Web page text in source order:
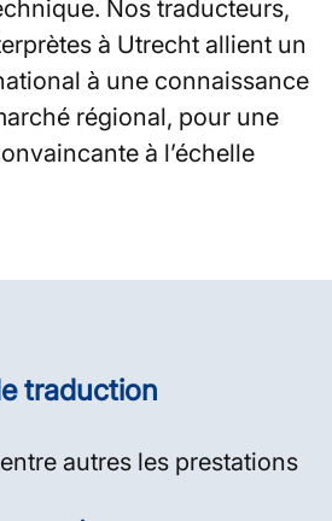
Nos traducteurs,
à Utrecht allient un
à une connaissance
régional, pour une
à l’échelle
traduction
autres les prestations